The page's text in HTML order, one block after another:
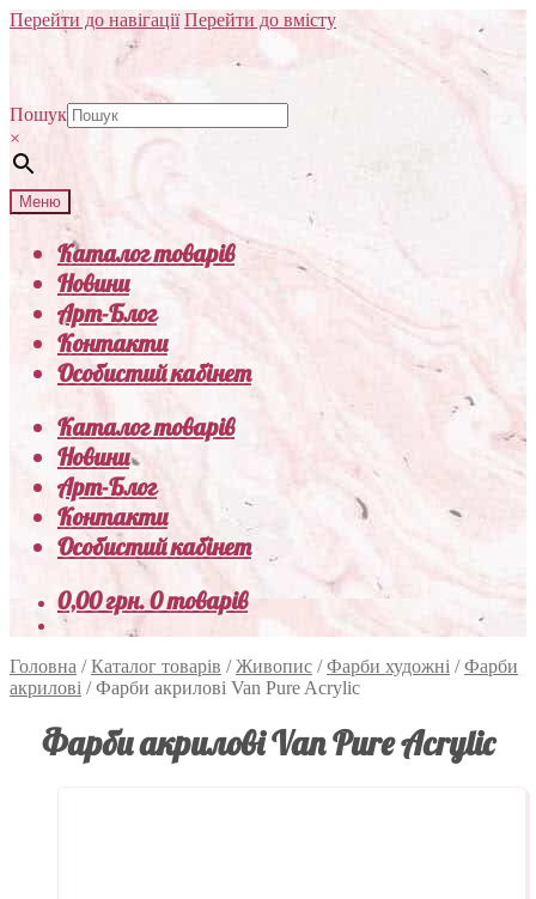
Перейти до навігації Перейти до вмісту
Пошук
×
Меню
Каталог товарів
Новини
Арт-Блог
Контакти
Особистий кабінет
Каталог товарів
Новини
Арт-Блог
Контакти
Особистий кабінет
0,00грн.0 товарів
Головна /Каталог товарів /Живопис /Фарби художні /Фарби
акрилові /Фарби акрилові Van Pure Acrylic
Фарби акрилові Van Pure Acrylic